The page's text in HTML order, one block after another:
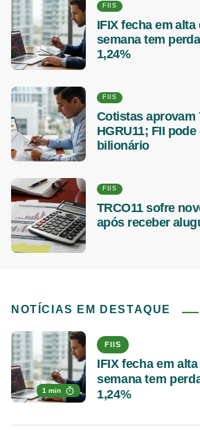
FIIS
IFIX fecha em alta
semana tem
1,24%
FIIS
Cotistas aprovam
HGRU11; FII
bilionário
FIIS
TRCO11 sofre
após receber
NOTÍCIAS EM DESTAQUE
1 min
FIIS
IFIX fecha em
semana tem
1,24%